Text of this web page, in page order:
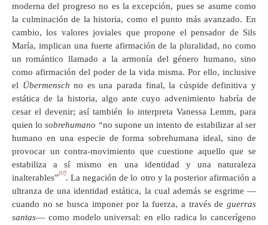
moderna del progreso no es la excepción, pues se asume como
la culminación de la historia, como el punto más avanzado. En
cambio, los valores joviales que propone el pensador de Sils
María, implican una fuerte afirmación de la pluralidad, no como
un romántico llamado a la armonía del género humano, sino
como afirmación del poder de la vida misma. Por ello, inclusive
el Übermensch no es una parada final, la cúspide definitiva y
estática de la historia, algo ante cuyo advenimiento habría de
cesar el devenir; así también lo interpreta Vanessa Lemm, para
quien losobrehumano “no supone un intento de estabilizar al ser
humano en una especie de forma sobrehumana ideal, sino de
provocar un contra-movimiento que cuestione aquello que se
estabiliza a sí mismo en una identidad y una naturaleza
inalterables”
[17]
. La negación de lo otro y la posterior afirmación a
ultranza de una identidad estática, la cual además se esgrime —
cuando no se busca imponer por la fuerza, a través de guerras
santas— como modelo universal: en ello radica lo cancerígeno